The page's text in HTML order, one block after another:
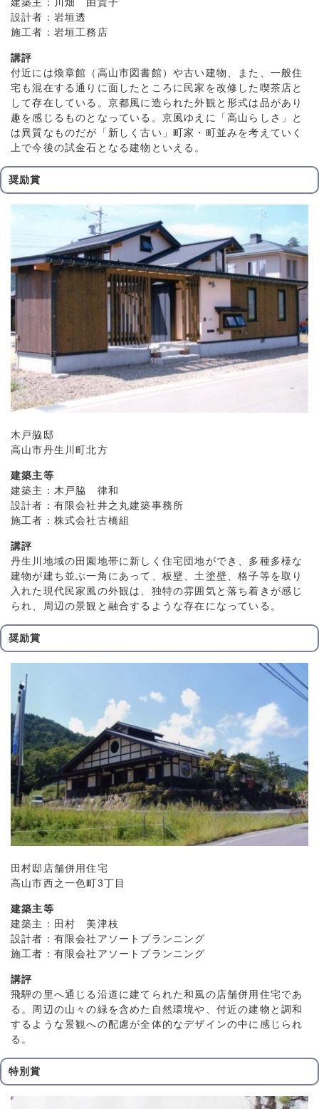
建築主：川畑 由貴子
設計者：岩垣透
施工者：岩垣工務店
講評
付近には煥章館（高山市図書館）や古い建物、また、一般住
宅も混在する通りに面したところに民家を改修した喫茶店と
して存在している。京都風に造られた外観と形式は品があり
趣を感じるものとなっている。京風ゆえに「高山らしさ」と
は異質なものだが「新しく古い」町家・町並みを考えていく
上で今後の試金石となる建物といえる。
奨励賞
木戸脇邸
高山市丹生川町北方
建築主等
建築主：木戸脇 律和
設計者：有限会社井之丸建築事務所
施工者：株式会社古橋組
講評
丹生川地域の田園地帯に新しく住宅団地ができ、多種多様な
建物が建ち並ぶ一角にあって、板壁、土塗壁、格子等を取り
入れた現代民家風の外観は、独特の雰囲気と落ち着きが感じ
られ、周辺の景観と融合するような存在になっている。
奨励賞
田村邸店舗併用住宅
高山市西之一色町3丁目
建築主等
建築主：田村 美津枝
設計者：有限会社アソートプランニング
施工者：有限会社アソートプランニング
講評
飛騨の里へ通じる沿道に建てられた和風の店舗併用住宅であ
る。周辺の山々の緑を含めた自然環境や、付近の建物と調和
するような景観への配慮が全体的なデザインの中に感じられ
る。
特別賞